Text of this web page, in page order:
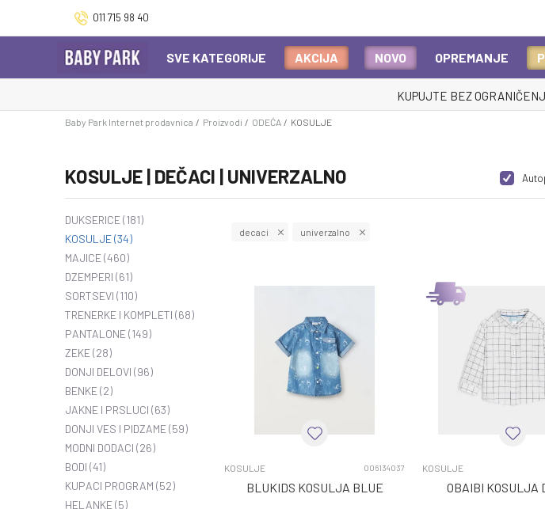
011 715 98 40
SVE KATEGORIJE AKCIJA NOVO OPREMANJE
KUPUJTE BEZ
Baby Park Internet prodavnica Proizvodi ODEĆA KOSULJE
KOSULJE | DEČACI | UNIVERZALNO
DUKSERICE(181)
KOSULJE(34)
MAJICE(460)
DZEMPERI (61)
SORTSEVI (110)
TRENERKE I KOMPLETI (68)
PANTALONE(149)
ZEKE(28)
DONJI DELOVI (96)
BENKE(2)
JAKNE I PRSLUCI (63)
DONJI VES I PIDZAME(59)
MODNI DODACI (26)
BODI (41)
KUPACI PROGRAM (52)
HELANKE(5)
decaci univerzalno
KOSULJE 006134037
BLUKIDS KOSULJA BLUE
KOSULJE
OBAIBI KOSULJA